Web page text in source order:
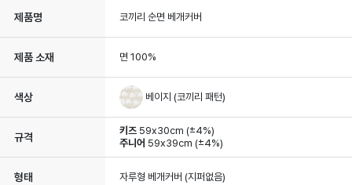
제품명 코끼리 순면 베개커버
제품 소재 면 100%
색상 베이지 (코끼리 패턴)
규격
키즈59x30cm (±4%)
주니어 59x39cm (±4%)
형태 자루형 베개커버 (지퍼없음)